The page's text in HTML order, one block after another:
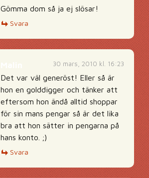
Gömma dom så ja ej slösar!
Svara
30 mars, 2010 kl. 16:23
Det var väl generöst! Eller så är
hon en golddigger och tänker att
eftersom hon ändå alltid shoppar
för sin mans pengar så är det lika
bra att hon sätter in pengarna på
hans konto. ;)
Svara